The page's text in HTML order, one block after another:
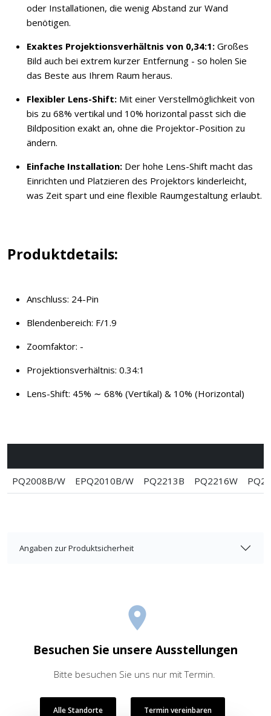
oder Installationen, die wenig Abstand zur Wand
benötigen.
Exaktes Projektionsverhältnis von 0,34:1: Großes
Bild auch bei extrem kurzer Entfernung - so holen Sie
das Beste aus Ihrem Raum heraus.
Flexibler Lens-Shift: Mit einer Verstellmöglichkeit von
bis zu 68% vertikal und 10% horizontal passt sich die
Bildposition exakt an, ohne die Projektor-Position zu
ändern.
Einfache Installation: Der hohe Lens-Shift macht das
Einrichten und Platzieren des Projektors kinderleicht,
was Zeit spart und eine flexible Raumgestaltung erlaubt.
Produktdetails:
Anschluss: 24-Pin
Blendenbereich: F/1.9
Zoomfaktor: -
Projektionsverhältnis: 0.34:1
Lens-Shift: 45% ∼ 68% (Vertikal) & 10% (Horizontal)
PQ2008B/W EPQ2010B/W PQ2213B PQ2216W
Angaben zur Produktsicherheit
Besuchen Sie unsere Ausstellungen
Bitte besuchen Sie uns nur mit Termin.
Alle Standorte Termin vereinbaren